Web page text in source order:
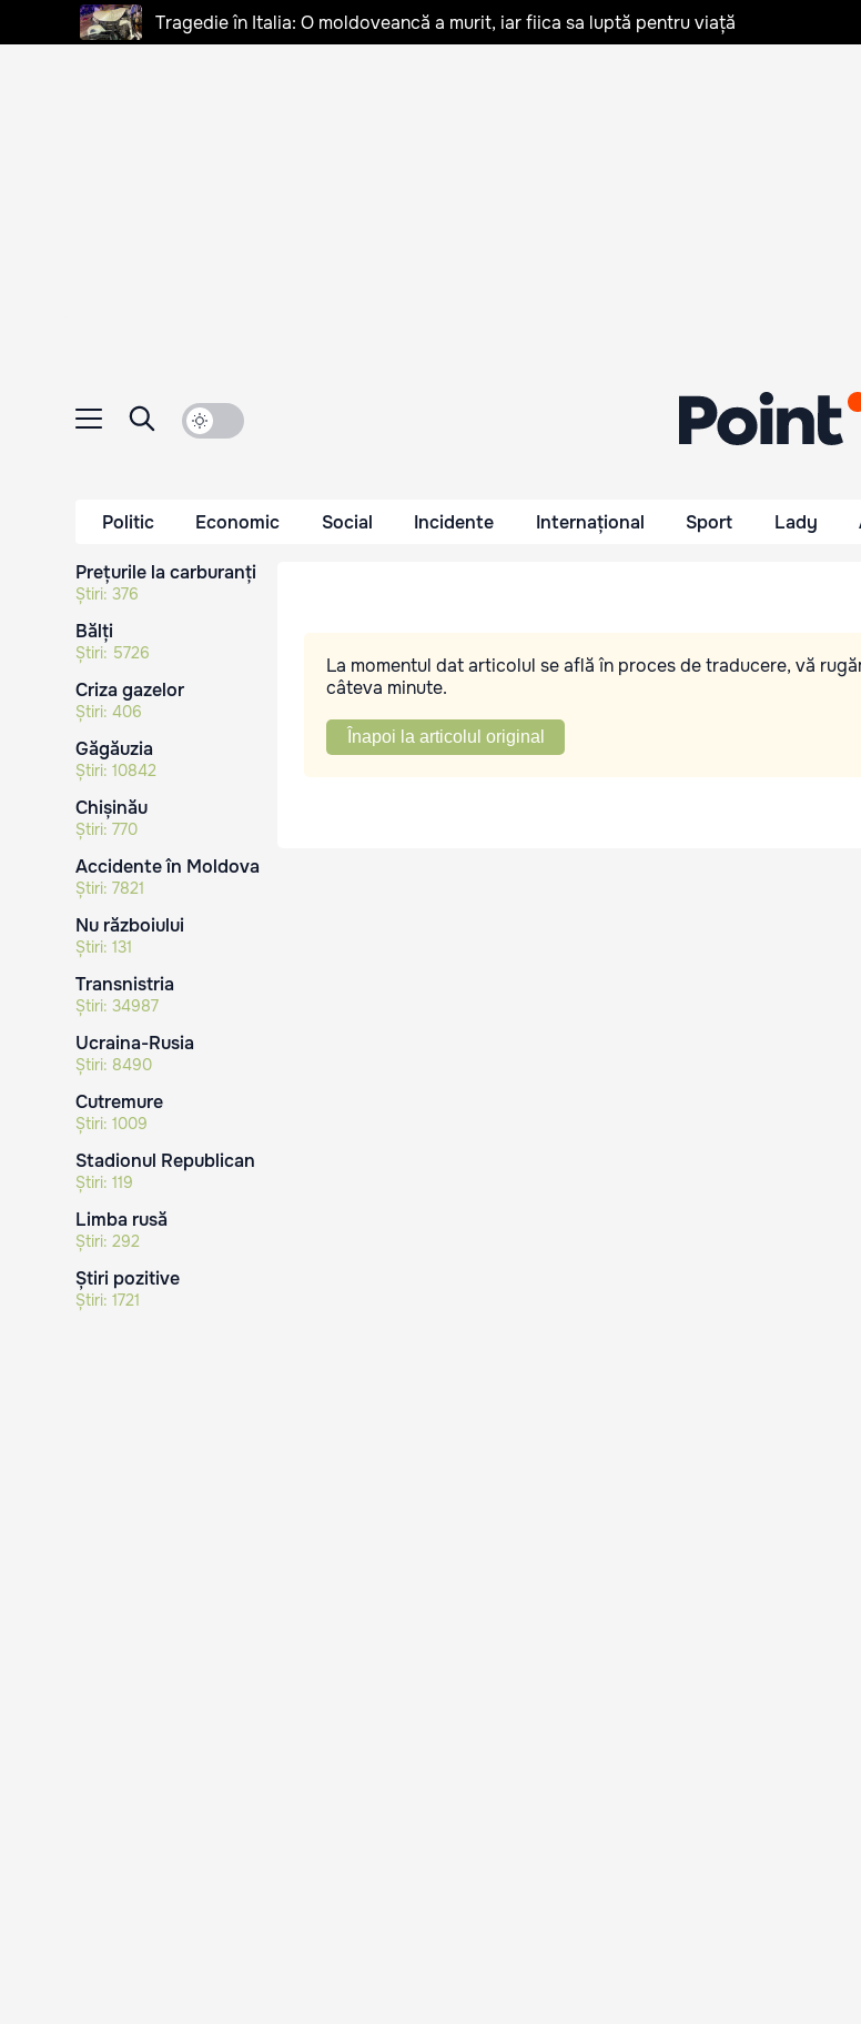
Tragedie în Italia: O moldoveancă a murit, iar fiica sa luptă pentru viață
Politic Economic Social Incidente Internațional Sport Lady
Prețurile la carburanți
Știri: 376
Bălți
Știri: 5726
Criza gazelor
Știri: 406
Găgăuzia
Știri: 10842
Chișinău
Știri: 770
Accidente în Moldova
Știri: 7821
Nu războiului
Știri: 131
Transnistria
Știri: 34987
Ucraina-Rusia
Știri: 8490
Cutremure
Știri: 1009
Stadionul Republican
Știri: 119
Limba rusă
Știri: 292
Știri pozitive
Știri: 1721
La momentul dat articolul se află în proces de traducere, vă
câteva minute.
Înapoi la articolul original